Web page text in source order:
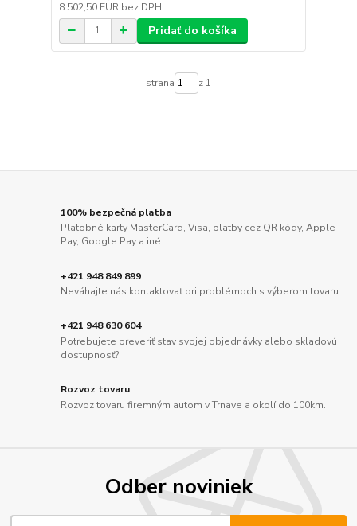
8 502,50 EUR bez DPH
Pridať do košíka
strana z 1
100% bezpečná platba
Platobné karty MasterCard, Visa, platby cez QR kódy, Apple
Pay, Google Pay a iné
+421 948 849 899
Neváhajte nás kontaktovať pri problémoch s výberom tovaru
+421 948 630 604
Potrebujete preveriť stav svojej objednávky alebo skladovú
dostupnosť?
Rozvoz tovaru
Rozvoz tovaru firemným autom v Trnave a okolí do 100km.
Odber noviniek